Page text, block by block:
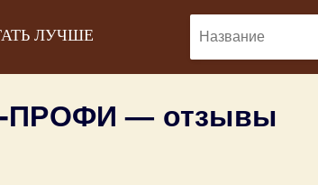
ЛУЧШЕ
— отзывы